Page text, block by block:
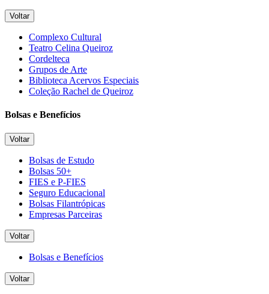
Voltar
Complexo Cultural
Teatro Celina Queiroz
Cordelteca
Grupos de Arte
Biblioteca Acervos Especiais
Coleção Rachel de Queiroz
Bolsas e Benefícios
Voltar
Bolsas de Estudo
Bolsas 50+
FIES e P-FIES
Seguro Educacional
Bolsas Filantrópicas
Empresas Parceiras
Voltar
Bolsas e Benefícios
Voltar